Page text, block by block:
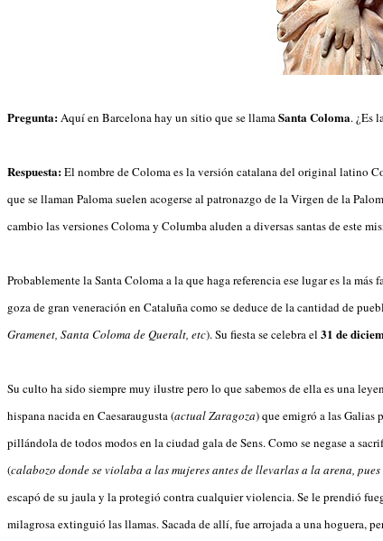
Pregunta:Aquí en Barcelona hay un sitio que se llamaSanta Coloma. ¿Es
Respuesta:El nombre de Coloma es la versión catalana del original latino
que se llaman Paloma suelen acogerse al patronazgo de la Virgen de la
cambio las versiones Coloma y Columba aluden a diversas santas de este
Probablemente la Santa Coloma a la que haga referencia ese lugar es la más
goza de gran veneración en Cataluña como se deduce de la cantidad de
Gramenet, Santa Coloma de Queralt, etc). Su fiesta se celebra el 31 de
Su culto ha sido siempre muy ilustre pero lo que sabemos de ella es una
hispana nacida en Caesaraugusta (actual Zaragoza) que emigró a las Galias
pillándola de todos modos en la ciudad gala de Sens. Como se negase a
(calabozo donde se violaba a las mujeres antes de llevarlas a la arena,
escapó de su jaula y la protegió contra cualquier violencia. Se le prendió
milagrosa extinguió las llamas. Sacada de allí, fue arrojada a una hoguera,